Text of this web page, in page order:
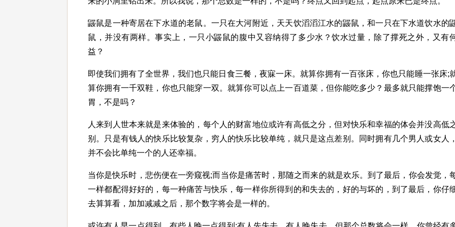
鼹鼠是一种寄居在下水道的老鼠。一只在大河附近，天天饮滔滔江水的鼹鼠，和一只在下水道饮水的
鼠，并没有两样。事实上，一只小鼹鼠的腹中又容纳得了多少水？饮水过量，除了撑死之外，又有
益？
即使我们拥有了全世界，我们也只能日食三餐，夜寐一床。就算你拥有一百张床，你也只能睡一张床;
算你拥有一千双鞋，你也只能穿一双。就算你可以点上一百道菜，但你能吃多少？最多就只能撑饱一
胃，不是吗？
人来到人世本来就是来体验的，每个人的财富地位或许有高低之分，但对快乐和幸福的体会并没高低
别。只是有钱人的快乐比较复杂，穷人的快乐比较单纯，就只是这点差别。同时拥有几个男人或女人，
并不会比单纯一个的人还幸福。
当你是快乐时，悲伤便在一旁窥视;而当你是痛苦时，那随之而来的就是欢乐。到了最后，你会发觉，
一样都配得好好的，每一种痛苦与快乐，每一样你所得到的和失去的，好的与坏的，到了最后，你仔
去算算看，加加减减之后，那个数字将会是一样的。